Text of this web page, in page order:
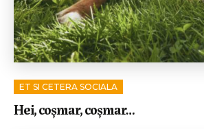
ET SI CETERA SOCIALA
Hei, coșmar, coșmar…